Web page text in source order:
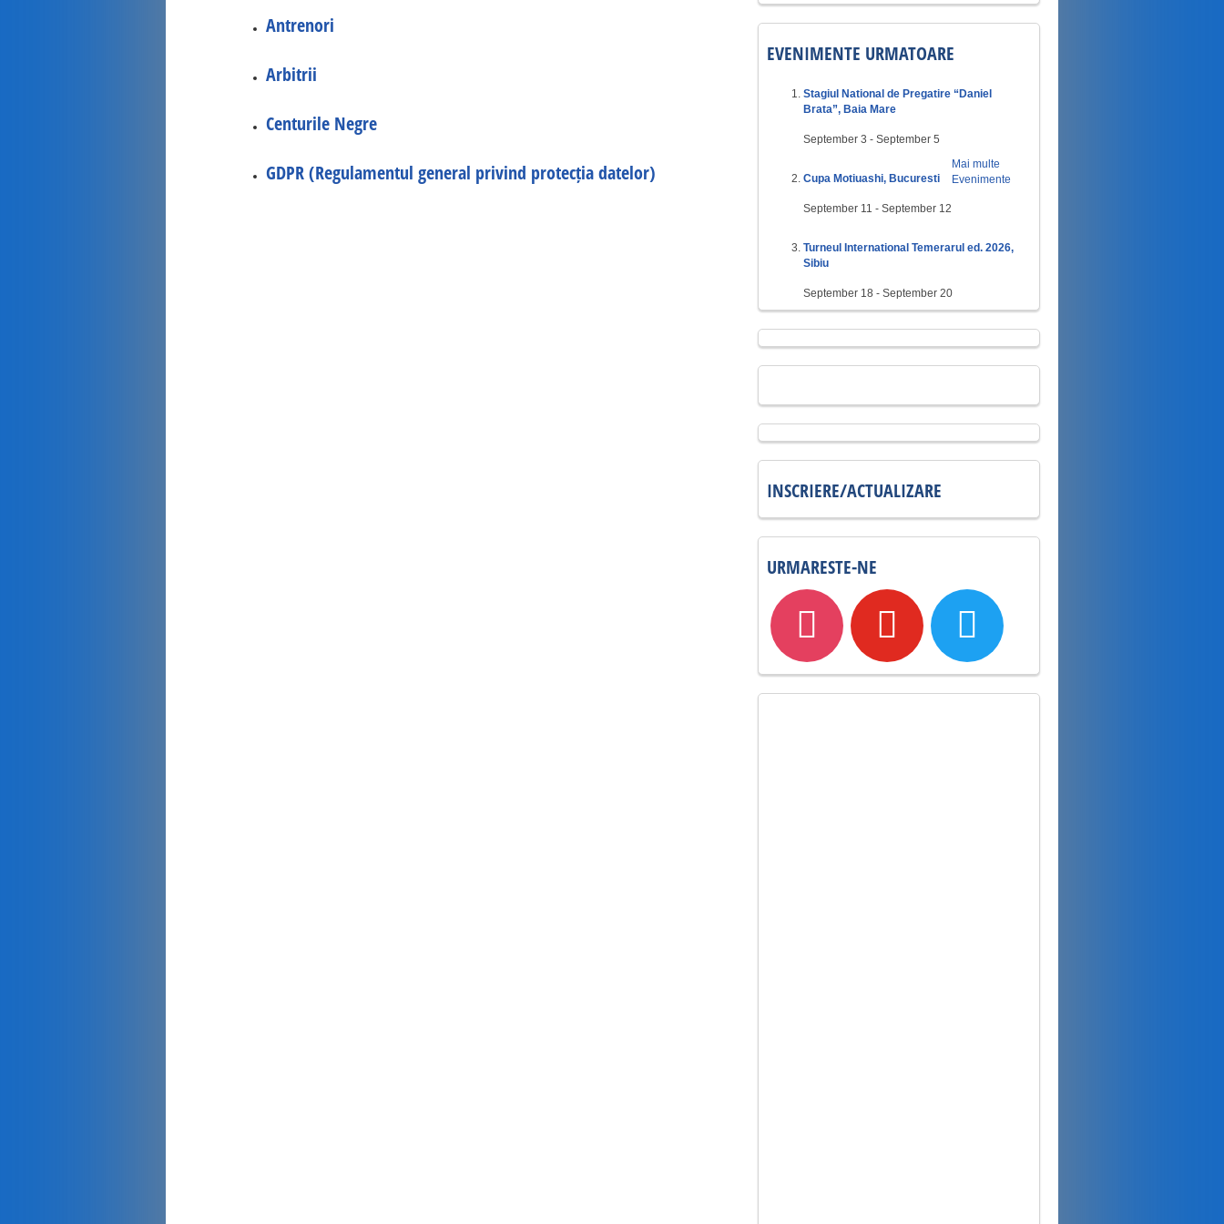
Antrenori
Arbitrii
Centurile Negre
GDPR (Regulamentul general privind protecția datelor)
EVENIMENTE URMATOARE
Stagiul National de Pregatire “Daniel
Brata”, Baia Mare
September 3 - September 5
Cupa Motiuashi, Bucuresti
September 11 - September 12
Turneul International Temerarul ed. 2026,
Sibiu
September 18 - September 20
Mai multe
Evenimente
INSCRIERE/ACTUALIZARE
URMARESTE-NE
instagram youtube twitter